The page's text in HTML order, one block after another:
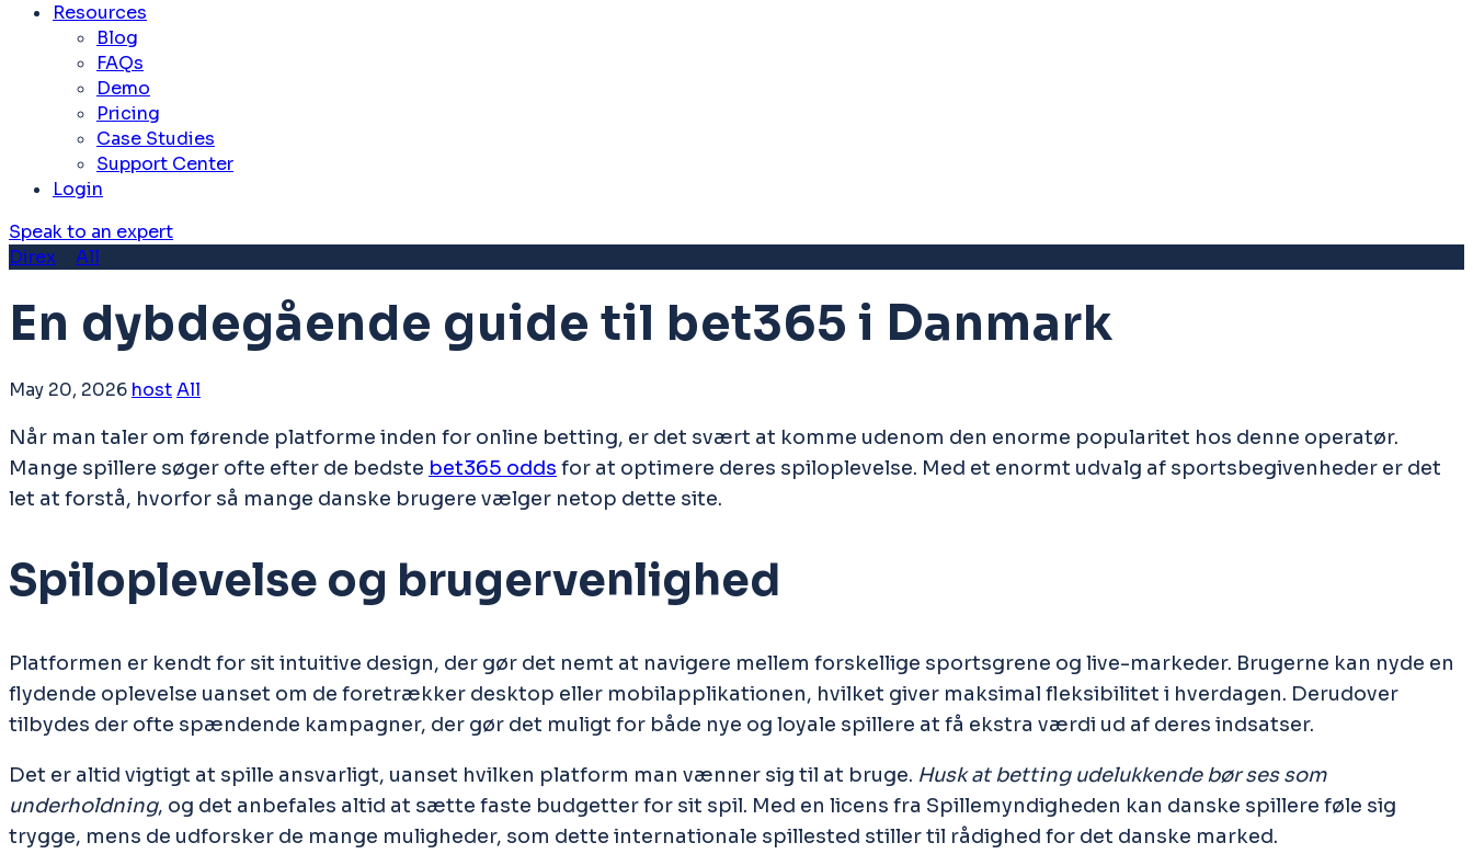
Resources
Blog
FAQs
Demo
Pricing
Case Studies
Support Center
Login
Speak to an expert
Direx
All
En dybdegående guide til bet365 i Danmark
May 20, 2026 hostAll
Når man taler om førende platforme inden for online betting, er det svært at komme udenom den enorme popularitet hos denne operatør.
Mange spillere søger ofte efter de bedste bet365 odds for at optimere deres spiloplevelse. Med et enormt udvalg af sportsbegivenheder er det
let at forstå, hvorfor så mange danske brugere vælger netop dette site.
Spiloplevelse og brugervenlighed
Platformen er kendt for sit intuitive design, der gør det nemt at navigere mellem forskellige sportsgrene og live-markeder. Brugerne kan nyde en
flydende oplevelse uanset om de foretrækker desktop eller mobilapplikationen, hvilket giver maksimal fleksibilitet i hverdagen. Derudover
tilbydes der ofte spændende kampagner, der gør det muligt for både nye og loyale spillere at få ekstra værdi ud af deres indsatser.
Det er altid vigtigt at spille ansvarligt, uanset hvilken platform man vænner sig til at bruge. Husk at betting udelukkende bør ses som
underholdning, og det anbefales altid at sætte faste budgetter for sit spil. Med en licens fra Spillemyndigheden kan danske spillere føle sig
trygge, mens de udforsker de mange muligheder, som dette internationale spillested stiller til rådighed for det danske marked.